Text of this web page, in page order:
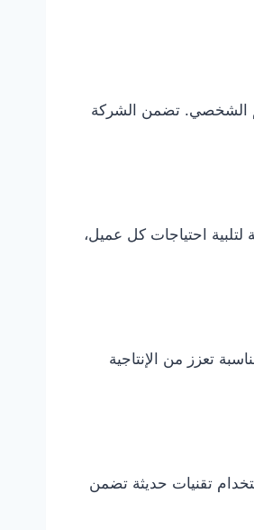
الشخصي. تضمن الشركة
احتياجات كل عميل،
تعزز من الإنتاجية
تقنيات حديثة تضمن